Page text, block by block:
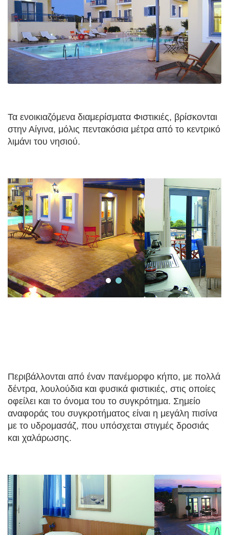
Τα ενοικιαζόμενα διαμερίσματα Φιστικιές, βρίσκονται
στην Αίγινα, μόλις πεντακόσια μέτρα από το κεντρικό
λιμάνι του νησιού.
Περιβάλλονται από έναν πανέμορφο κήπο, με πολλά
δέντρα, λουλούδια και φυσικά φιστικιές, στις οποίες
οφείλει και το όνομα του το συγκρότημα. Σημείο
αναφοράς του συγκροτήματος είναι η μεγάλη πισίνα
με το υδρομασάζ, που υπόσχεται στιγμές δροσιάς
και χαλάρωσης.